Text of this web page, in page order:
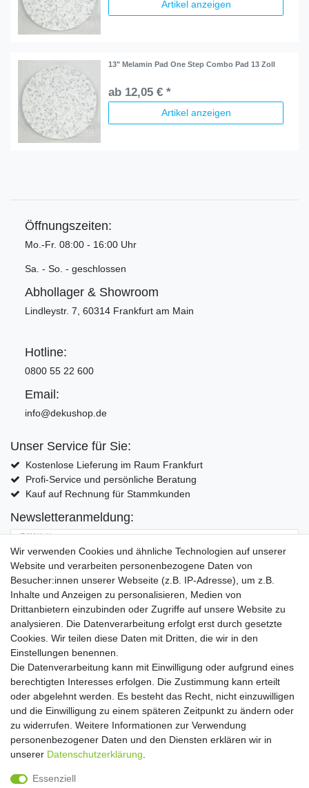
Artikel anzeigen
13" Melamin Pad One Step Combo Pad 13 Zoll
ab 12,05 € *
Artikel anzeigen
Öffnungszeiten:
Mo.-Fr. 08:00 - 16:00 Uhr
Sa. - So. - geschlossen
Abhollager & Showroom
Lindleystr. 7, 60314 Frankfurt am Main
Hotline:
0800 55 22 600
Email:
info@dekushop.de
Unser Service für Sie:
Kostenlose Lieferung im Raum Frankfurt
Profi-Service und persönliche Beratung
Kauf auf Rechnung für Stammkunden
Newsletteranmeldung:
E-MAIL **
Hiermit bestätige ich, dass ich die Daten­schutz­erklärung
Einwilligung kann ich jederzeit widerrufen.**
Abonnieren
** Hierbei handelt es sich um ein Pflichtfeld.
Widerrufs­recht Widerrufs­formular Impressum
Daten­schutz­erklärung AGB Kontakt
Wir verwenden Cookies und ähnliche Technologien auf unserer
Website und verarbeiten personenbezogene Daten von
Besucher:innen unserer Webseite (z.B. IP-Adresse), um z.B.
Inhalte und Anzeigen zu personalisieren, Medien von
Drittanbietern einzubinden oder Zugriffe auf unsere Website zu
analysieren. Die Datenverarbeitung erfolgt erst durch gesetzte
Cookies. Wir teilen diese Daten mit Dritten, die wir in den
Einstellungen benennen.
Die Datenverarbeitung kann mit Einwilligung oder aufgrund eines
berechtigten Interesses erfolgen. Die Zustimmung kann erteilt
oder abgelehnt werden. Es besteht das Recht, nicht einzuwilligen
und die Einwilligung zu einem späteren Zeitpunkt zu ändern oder
zu widerrufen. Weitere Informationen zur Verwendung
personenbezogener Daten und den Diensten erklären wir in
unserer Daten­schutz­erklärung
Essenziell
Copyright 2016 | Dekushop.de | Alle Rechte vorbehalten. |